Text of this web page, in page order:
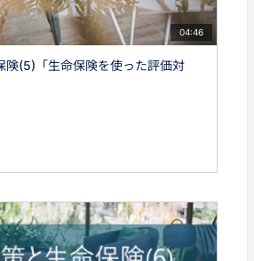
04:46
険(5)「生命保険を使った評価対